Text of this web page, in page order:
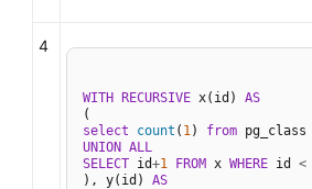
SQL
优
进
阶
4
WITH RECURSIVE x(id) AS
select
count ( 1) from pg_class
UNION ALL
SELECT id+1 FROM x WHERE id <
), y(id) AS